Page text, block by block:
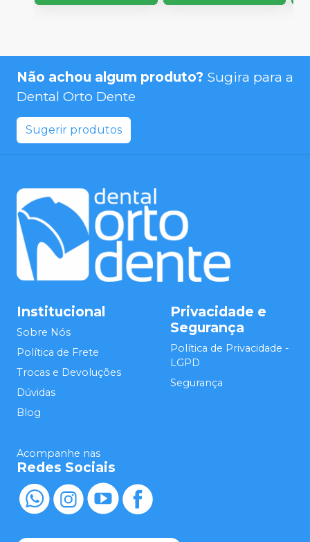
Não achou algum produto? Sugira para a
Dental Orto Dente
Sugerir produtos
Institucional
Sobre Nós
Política de Frete
Trocas e Devoluções
Dúvidas
Blog
Privacidade e
Segurança
Política de Privacidade -
LGPD
Segurança
Acompanhe nas
Redes Sociais